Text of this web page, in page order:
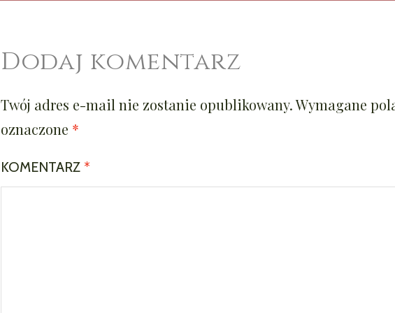
Dodaj komentarz
Twój adres e-mail nie zostanie opublikowany.Wymagane
oznaczone *
KOMENTARZ *